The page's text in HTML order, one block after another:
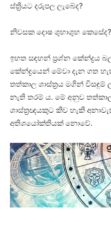
ස්‌ත්‍රියට දරුපල ලැබේද?
නිවසක දොෂ ශුභාශුභ කෙසේද?
ඉහත සඳහන් ප්‍රශ්න කේන්ද්‍රය
කේන්ද්‍රයෙන් මේවා දැන ගත
තත්කාල ශාස්‌ත්‍රය මගින්
නැති තරම් ය. මේ අනුව
ශාස්‌ත්‍රඥයකුට කිව හැකි
අතිශයෝක්‌තියක්‌ නොවේ.